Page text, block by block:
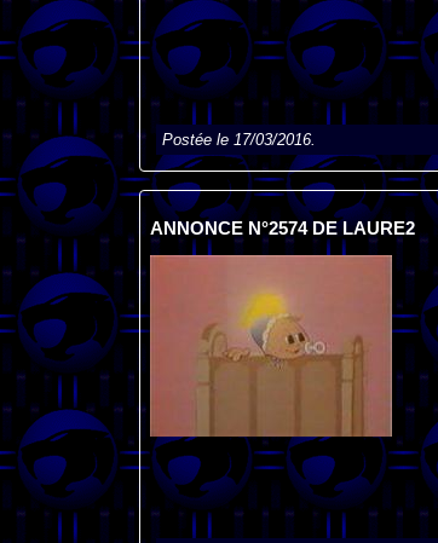
Postée le 17/03/2016.
ANNONCE N°2574 DE LAURE2